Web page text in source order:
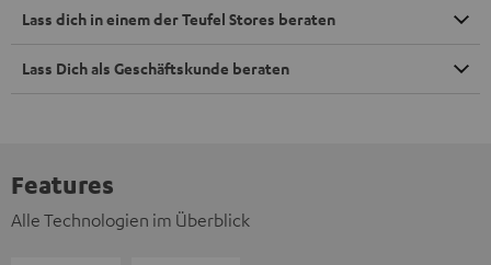
Lass dich in einem der Teufel Stores beraten
Lass Dich als Geschäftskunde beraten
Features
Alle Technologien im Überblick